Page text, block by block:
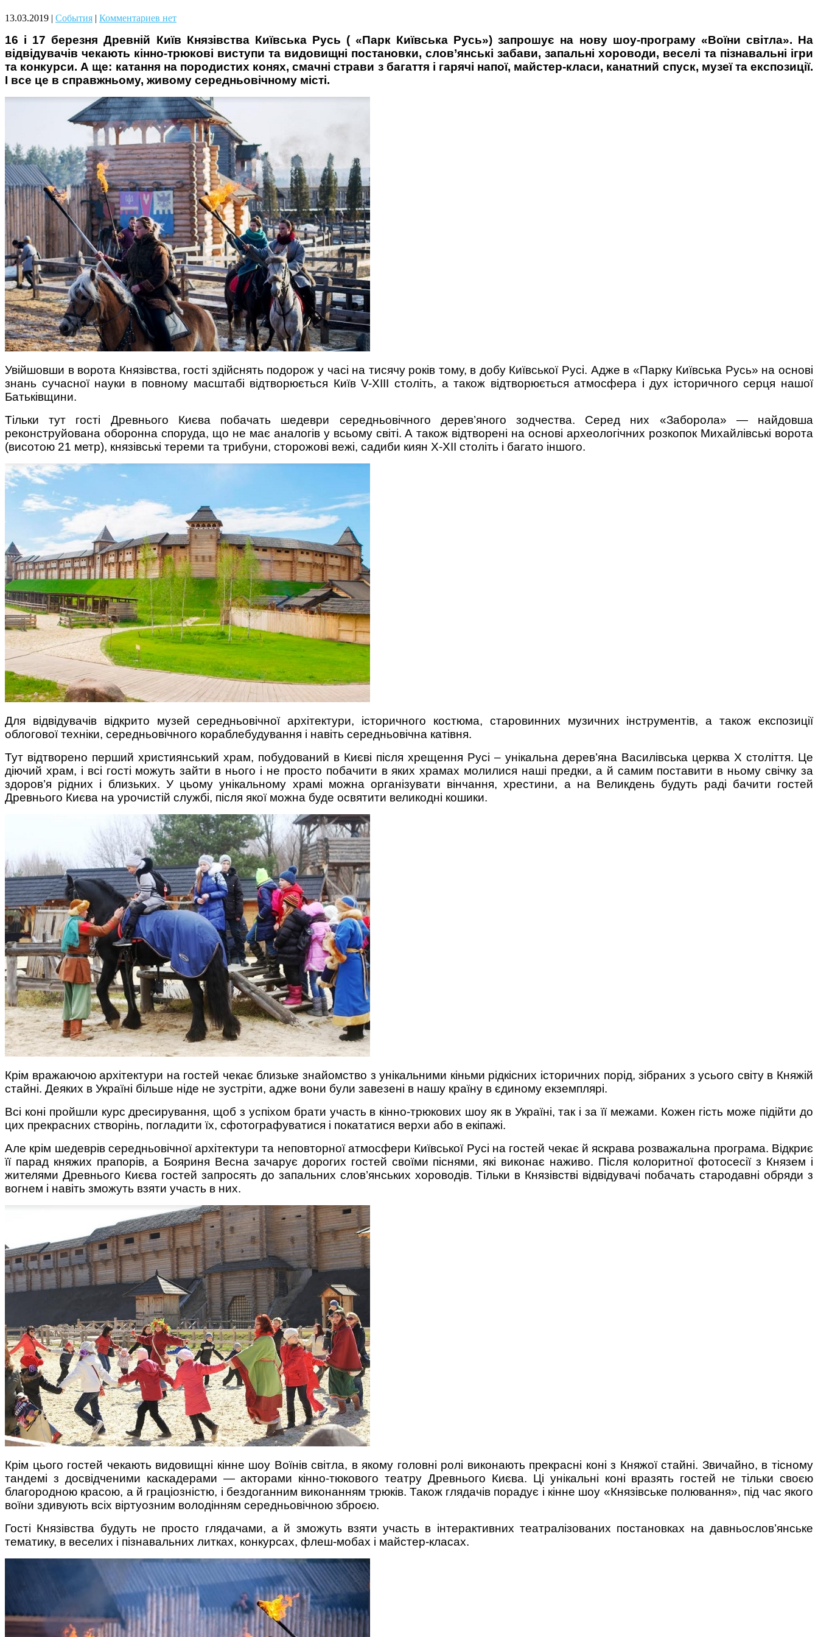
Чому дітям корисно читати
Материнське вигорання: як
Як підготувати дитину до
навчального року? Поради
лікаря батькам
Поради багатодітної мами:
особистісний розвиток в
декреті
Ми запитали у зіркових
мам, яка вона - мамаWOW
13.03.2019 | События | Комментариев нет
16 і 17 березня Древній Київ Князівства Київська Русь ( «Парк Київська Русь») запрошує на нову шоу-програму «Воїни світла». На
відвідувачів чекають кінно-трюкові виступи та видовищні постановки, слов’янські забави, запальні хороводи, веселі та пізнавальні ігри
та конкурси. А ще: катання на породистих конях, смачні страви з багаття і гарячі напої, майстер-класи, канатний спуск, музеї та експозиції.
І все це в справжньому, живому середньовічному місті.
Увійшовши в ворота Князівства, гості здійснять подорож у часі на тисячу років тому, в добу Київської Русі. Адже в «Парку Київська Русь» на основі
знань сучасної науки в повному масштабі відтворюється Київ V-ХІІІ століть, а також відтворюється атмосфера і дух історичного серця нашої
Батьківщини.
Тільки тут гості Древнього Києва побачать шедеври середньовічного дерев’яного зодчества. Серед них «Заборола» — найдовша
реконструйована оборонна споруда, що не має аналогів у всьому світі. А також відтворені на основі археологічних розкопок Михайлівські ворота
(висотою 21 метр), князівські тереми та трибуни, сторожові вежі, садиби киян X-XIІ століть і багато іншого.
Для відвідувачів відкрито музей середньовічної архітектури, історичного костюма, старовинних музичних інструментів, а також експозиції
облогової техніки, середньовічного кораблебудування і навіть середньовічна катівня.
Тут відтворено перший християнський храм, побудований в Києві після хрещення Русі – унікальна дерев’яна Василівська церква X століття. Це
діючий храм, і всі гості можуть зайти в нього і не просто побачити в яких храмах молилися наші предки, а й самим поставити в ньому свічку за
здоров’я рідних і близьких. У цьому унікальному храмі можна організувати вінчання, хрестини, а на Великдень будуть раді бачити гостей
Древнього Києва на урочистій службі, після якої можна буде освятити великодні кошики.
Крім вражаючою архітектури на гостей чекає близьке знайомство з унікальними кіньми рідкісних історичних порід, зібраних з усього світу в Княжій
стайні. Деяких в Україні більше ніде не зустріти, адже вони були завезені в нашу країну в єдиному екземплярі.
Всі коні пройшли курс дресирування, щоб з успіхом брати участь в кінно-трюкових шоу як в Україні, так і за її межами. Кожен гість може підійти до
цих прекрасних створінь, погладити їх, сфотографуватися і покататися верхи або в екіпажі.
Але крім шедеврів середньовічної архітектури та неповторної атмосфери Київської Русі на гостей чекає й яскрава розважальна програма. Відкриє
її парад княжих прапорів, а Бояриня Весна зачарує дорогих гостей своїми піснями, які виконає наживо. Після колоритної фотосесії з Князем і
жителями Древнього Києва гостей запросять до запальних слов’янських хороводів. Тільки в Князівстві відвідувачі побачать стародавні обряди з
вогнем і навіть зможуть взяти участь в них.
Крім цього гостей чекають видовищні кінне шоу Воїнів світла, в якому головні ролі виконають прекрасні коні з Княжої стайні. Звичайно, в тісному
тандемі з досвідченими каскадерами — акторами кінно-тюкового театру Древнього Києва. Ці унікальні коні вразять гостей не тільки своєю
благородною красою, а й граціозністю, і бездоганним виконанням трюків. Також глядачів порадує і кінне шоу «Князівське полювання», під час якого
воїни здивують всіх віртуозним володінням середньовічною зброєю.
Гості Князівства будуть не просто глядачами, а й зможуть взяти участь в інтерактивних театралізованих постановках на давньослов’янське
тематику, в веселих і пізнавальних литках, конкурсах, флеш-мобах і майстер-класах.